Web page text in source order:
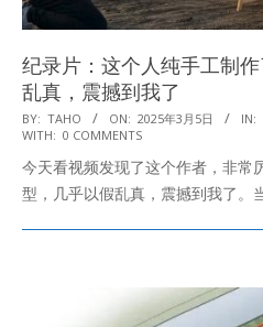
纪录片：这个人纯手工制
乱真，震撼到我了
2025-
03-
05
BY: TAHO ON: 2025年3月5日 IN:
WITH: 0 COMMENTS
今天看视频发现了这个作者，非常
型，几乎以假乱真，震撼到我了。